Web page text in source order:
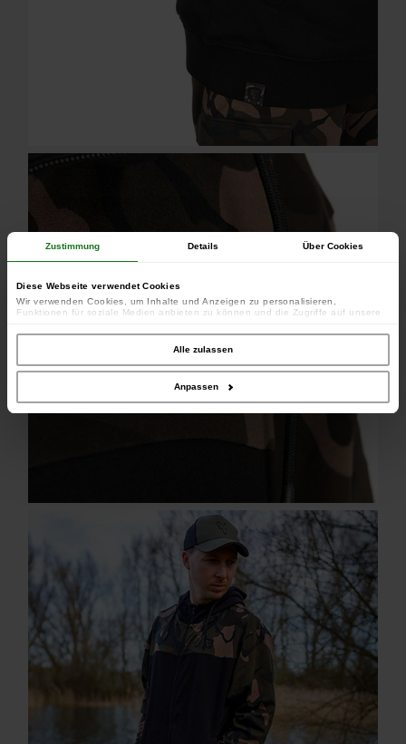
Zustimmung Details Über Cookies
Diese Webseite verwendet Cookies
Wir verwenden Cookies, um Inhalte und Anzeigen zu personalisieren,
Funktionen für soziale Medien anbieten zu können und die Zugriffe auf unsere
unserer Website an unsere Partner für soziale Medien, Werbung und Analysen
weiter. Unsere Partner führen diese Informationen möglicherweise mit weiteren
Daten zusammen, die Sie ihnen bereitgestellt haben oder die sie im Rahmen
Ihrer Nutzung der Dienste gesammelt haben.
Alle zulassen
Anpassen